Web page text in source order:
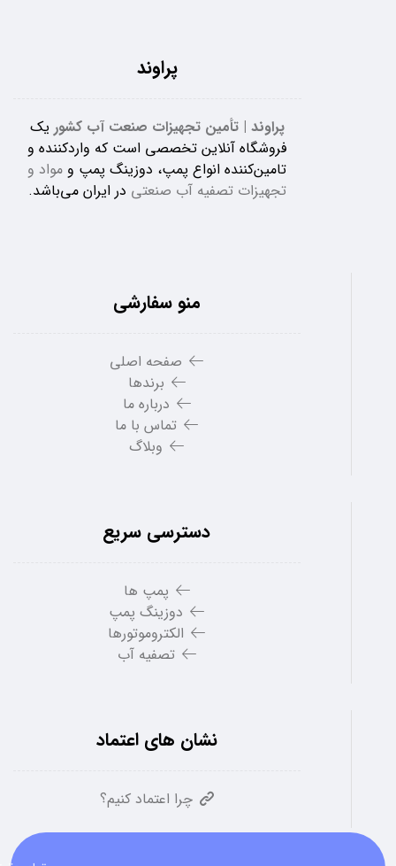
پراوند
پراوند | تأمین تجهیزات صنعت آب کشور یک
فروشگاه آنلاین تخصصی است که واردکننده و
تامین‌کننده انواع پمپ، دوزینگ پمپ و مواد و
تجهیزات تصفیه آب صنعتی در ایران می‌باشد.
منو سفارشی
صفحه اصلی
برندها
درباره ما
تماس با ما
وبلاگ
دسترسی سریع
پمپ ها
دوزینگ پمپ
الکتروموتورها
تصفیه آب
نشان های اعتماد
چرا اعتماد کنیم؟